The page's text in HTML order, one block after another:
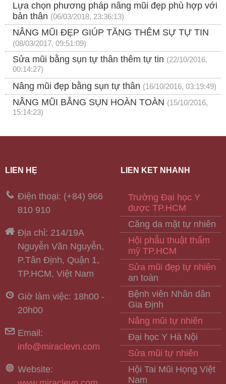
Lựa chọn phương pháp nâng mũi đẹp phù hợp với
bản thân (06/03/2018, 23:36:13)
NÂNG MŨI ĐẸP GIÚP TĂNG THÊM SỰ TỰ TIN
(08/03/2017, 09:51:09)
Sửa mũi bằng sụn tự thân thêm tự tin (22/10/2016,
00:14:27)
Nâng mũi đẹp bằng sụn tự thân (16/10/2016, 03:19:49)
NÂNG MŨI BẰNG SỤN HOÀN TOÀN (15/10/2016,
15:14:23)
LIÊN HỆ
Điện thoại: (+84) 966
810 910
Địa chỉ: 214/19A
Nguyễn Văn Nguyễn,
P.Tân Định, Quận 1,
TP.HCM, Việt Nam
Giờ làm việc: 18h00 -
20h00
Email:
info@miraclevn.com
Website:
LIÊN KẾT NHANH
Trường Đại học Y
dược TP.HCM
Căng da mặt tự nhiên
Hội phẫu thuật thẩm
mỹ TP.HCM
Sửa mũi đẹp tự nhiên
an toàn
Bệnh viên Nhân dân
Gia Định
Nâng mũi tự nhiên
Đại học Y Hà Nội
Sửa mũi tự nhiên
Hội Tai Mũi Họng Việt
Nam